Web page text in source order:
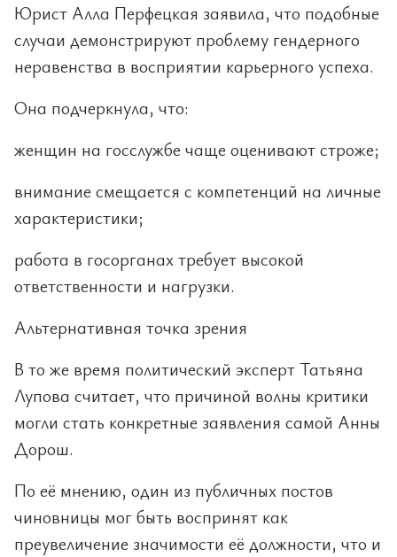
Юрист Алла Перфецкая заявила, что подобные
случаи демонстрируют проблему гендерного
неравенства в восприятии карьерного успеха.
Она подчеркнула, что:
женщин на госслужбе чаще оценивают строже;
внимание смещается с компетенций на личные
характеристики;
работа в госорганах требует высокой
ответственности и нагрузки.
Альтернативная точка зрения
В то же время политический эксперт Татьяна
Лупова считает, что причиной волны критики
могли стать конкретные заявления самой Анны
Дорош.
По её мнению, один из публичных постов
чиновницы мог быть воспринят как
преувеличение значимости её должности, что и